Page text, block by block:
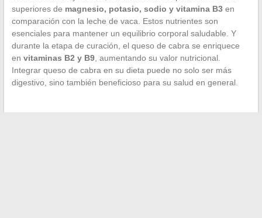
superiores de magnesio, potasio, sodio y vitamina B3en
comparación con la leche de vaca. Estos nutrientes son
esenciales para mantener un equilibrio corporal saludable. Y
durante la etapa de curación, el queso de cabra se enriquece
en vitaminas B2 y B9, aumentando su valor nutricional.
Integrar queso de cabra en su dieta puede no solo ser más
digestivo, sino también beneficioso para su salud en general.